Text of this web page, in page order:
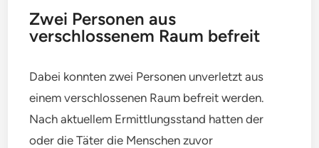
Zwei Personen aus
verschlossenem Raum befreit
Dabei konnten zwei Personen unverletzt aus
einem verschlossenen Raum befreit werden.
Nach aktuellem Ermittlungsstand hatten der
oder die Täter die Menschen zuvor